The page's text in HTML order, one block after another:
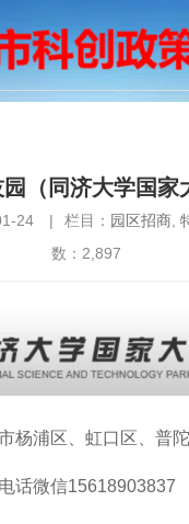
（同济大学国家
24 | 栏目： 园区招商
数： 2,897
市杨浦区、虹口区、普
话微信15618903837